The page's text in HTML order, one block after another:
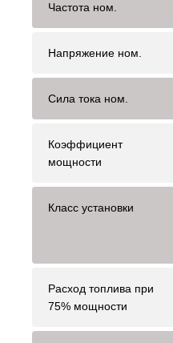
Частота ном.
Напряжение ном.
Сила тока ном.
Коэффициент
мощности
Класс установки
Расход топлива при
75% мощности